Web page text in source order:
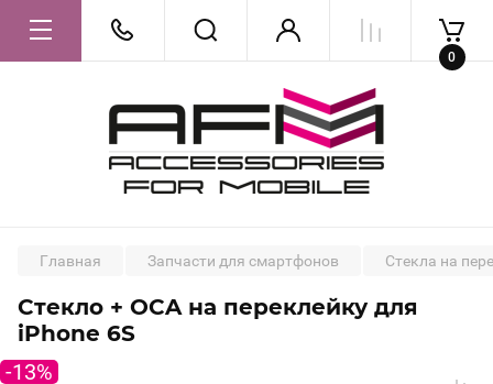
0
Главная Запчасти для смартфонов Стекла на
Стекло + OCA на переклейку для
iPhone 6S
-13%